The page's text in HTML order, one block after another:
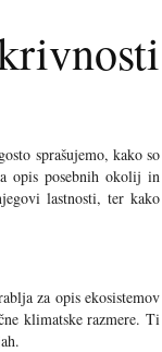
sprašujemo, kako so
opis posebnih okolij in
lastnosti, ter kako
za opis ekosistemov
klimatske razmere. Ti